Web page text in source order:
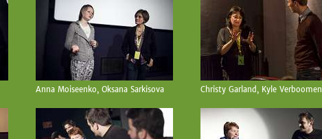
Anna Moiseenko, Oksana Sarkisova Christy Garland, Kyle Verboomen